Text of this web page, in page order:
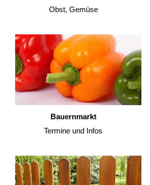
Obst, Gemüse
Bauernmarkt
Termine und Infos